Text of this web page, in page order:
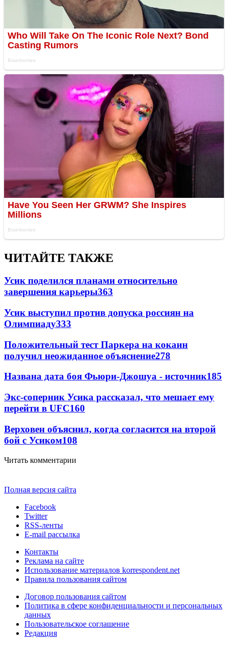
ЧИТАЙТЕ ТАКЖЕ
Усик поделился планами относительно
завершения карьеры363
Усик выступил против допуска россиян на
Олимпиаду333
Положительный тест Паркера на кокаин
получил неожиданное объяснение278
Названа дата боя Фьюри-Джошуа - источник185
Экс-соперник Усика рассказал, что мешает ему
перейти в UFC160
Верховен объяснил, когда согласится на второй
бой с Усиком108
Читать комментарии
Полная версия сайта
Facebook
Twitter
RSS-ленты
E-mail рассылка
Контакты
Реклама на сайте
Использование материалов korrespondent.net
Правила пользования сайтом
Договор пользования сайтом
Политика в сфере конфиденциальности и персональных
данных
Пользовательское соглашение
Редакция